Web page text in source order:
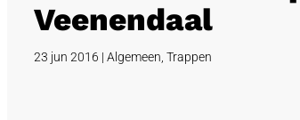
Veenendaal
23 jun 2016 | Algemeen Trappen